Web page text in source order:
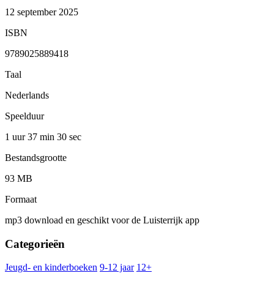
12 september 2025
ISBN
9789025889418
Taal
Nederlands
Speelduur
1 uur 37 min 30 sec
Bestandsgrootte
93 MB
Formaat
mp3 download en geschikt voor de Luisterrijk app
Categorieën
Jeugd- en kinderboeken 9-12 jaar 12+